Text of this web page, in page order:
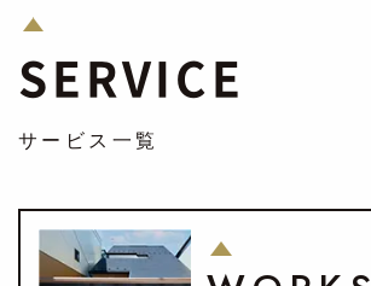
SERVICE
サービス一覧